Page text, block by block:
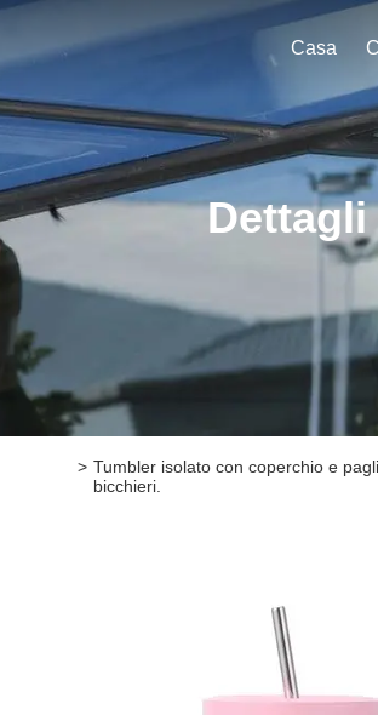
Casa
> Tumbler isolato con coperchio e
bicchieri.